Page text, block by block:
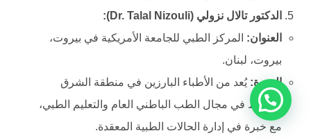
الدكتور تالال نزولي (Dr. Talal Nizouli):
العنوان: المركز الطبي للجامعة الأمريكية في بيروت،
بيروت، لبنان.
الخبرة: يُعد من الأطباء البارزين في منطقة الشرق
الأوسط في مجال الطب الباطني العام والتعليم الطبي،
مع خبرة في إدارة الحالات الطبية المعقدة.